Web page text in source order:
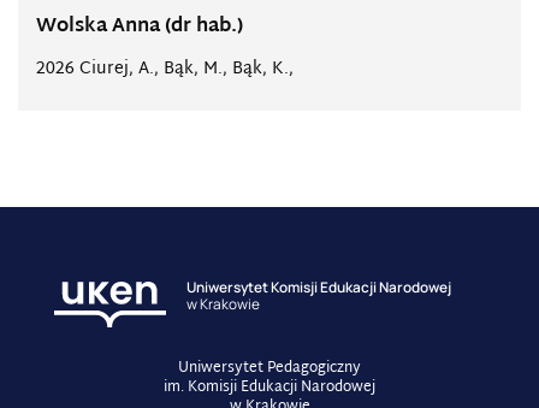
Wolska Anna (dr hab.)
2026 Ciurej, A., Bąk, M., Bąk, K.,
Uniwersytet Komisji Edukacji Narodowej
w Krakowie
Uniwersytet Pedagogiczny
im. Komisji Edukacji Narodowej